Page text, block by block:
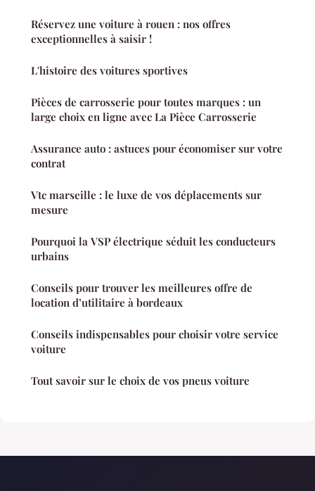
Réservez une voiture à rouen : nos offres
exceptionnelles à saisir !
L'histoire des voitures sportives
Pièces de carrosserie pour toutes marques : un
large choix en ligne avec La Pièce Carrosserie
Assurance auto : astuces pour économiser sur votre
contrat
Vtc marseille : le luxe de vos déplacements sur
mesure
Pourquoi la VSP électrique séduit les conducteurs
urbains
Conseils pour trouver les meilleures offre de
location d’utilitaire à bordeaux
Conseils indispensables pour choisir votre service
voiture
Tout savoir sur le choix de vos pneus voiture